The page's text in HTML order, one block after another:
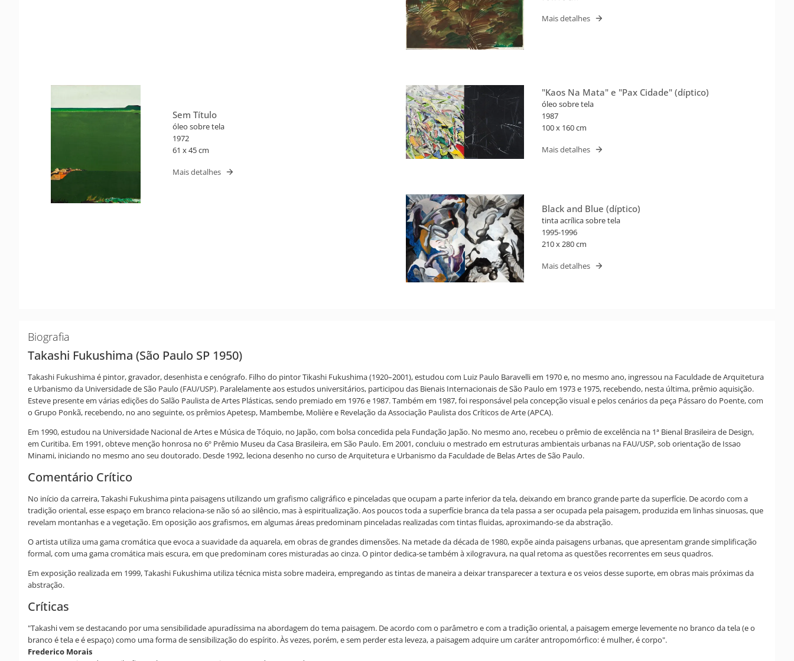
Mais detalhes
Sem Título
óleo sobre tela
1972
61 x 45 cm
Mais detalhes
"Kaos Na Mata" e "Pax Cidade" (díptico)
óleo sobre tela
1987
100 x 160 cm
Mais detalhes
Black and Blue (díptico)
tinta acrílica sobre tela
1995-1996
210 x 280 cm
Mais detalhes
Biografia
Takashi Fukushima (São Paulo SP 1950)
Takashi Fukushima é pintor, gravador, desenhista e cenógrafo. Filho do pintor Tikashi Fukushima (1920–2001), estudou com Luiz Paulo Baravelli em 1970 e, no mesmo ano, ingressou na Faculdade de Arquitetura
e Urbanismo da Universidade de São Paulo (FAU/USP). Paralelamente aos estudos universitários, participou das Bienais Internacionais de São Paulo em 1973 e 1975, recebendo, nesta última, prêmio aquisição.
Esteve presente em várias edições do Salão Paulista de Artes Plásticas, sendo premiado em 1976 e 1987. Também em 1987, foi responsável pela concepção visual e pelos cenários da peça Pássaro do Poente, com
o Grupo Ponkã, recebendo, no ano seguinte, os prêmios Apetesp, Mambembe, Molière e Revelação da Associação Paulista dos Críticos de Arte (APCA).
Em 1990, estudou na Universidade Nacional de Artes e Música de Tóquio, no Japão, com bolsa concedida pela Fundação Japão. No mesmo ano, recebeu o prêmio de excelência na 1ª Bienal Brasileira de Design,
em Curitiba. Em 1991, obteve menção honrosa no 6º Prêmio Museu da Casa Brasileira, em São Paulo. Em 2001, concluiu o mestrado em estruturas ambientais urbanas na FAU/USP, sob orientação de Issao
Minami, iniciando no mesmo ano seu doutorado. Desde 1992, leciona desenho no curso de Arquitetura e Urbanismo da Faculdade de Belas Artes de São Paulo.
Comentário Crítico
No início da carreira, Takashi Fukushima pinta paisagens utilizando um grafismo caligráfico e pinceladas que ocupam a parte inferior da tela, deixando em branco grande parte da superfície. De acordo com a
tradição oriental, esse espaço em branco relaciona-se não só ao silêncio, mas à espiritualização. Aos poucos toda a superfície branca da tela passa a ser ocupada pela paisagem, produzida em linhas sinuosas, que
revelam montanhas e a vegetação. Em oposição aos grafismos, em algumas áreas predominam pinceladas realizadas com tintas fluidas, aproximando-se da abstração.
O artista utiliza uma gama cromática que evoca a suavidade da aquarela, em obras de grandes dimensões. Na metade da década de 1980, expõe ainda paisagens urbanas, que apresentam grande simplificação
formal, com uma gama cromática mais escura, em que predominam cores misturadas ao cinza. O pintor dedica-se também à xilogravura, na qual retoma as questões recorrentes em seus quadros.
Em exposição realizada em 1999, Takashi Fukushima utiliza técnica mista sobre madeira, empregando as tintas de maneira a deixar transparecer a textura e os veios desse suporte, em obras mais próximas da
abstração.
Críticas
"Takashi vem se destacando por uma sensibilidade apuradíssima na abordagem do tema paisagem. De acordo com o parâmetro e com a tradição oriental, a paisagem emerge levemente no branco da tela (e o
branco é tela e é espaço) como uma forma de sensibilização do espírito. Às vezes, porém, e sem perder esta leveza, a paisagem adquire um caráter antropomórfico: é mulher, é corpo".
Frederico Morais